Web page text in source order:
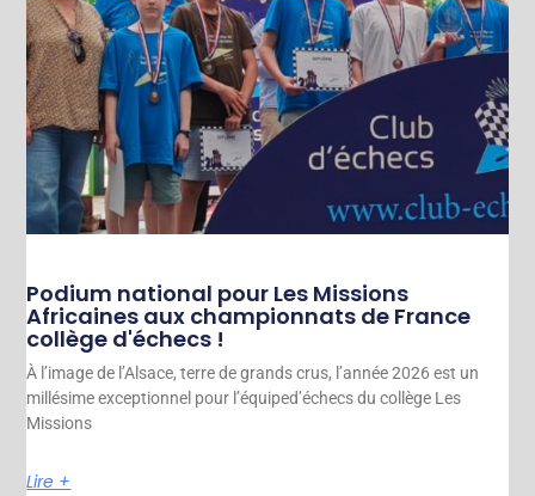
Podium national pour Les Missions
Africaines aux championnats de France
collège d'échecs !
À l’image de l’Alsace, terre de grands crus, l’année 2026 est un
millésime exceptionnel pour l’équiped’échecs du collège Les
Missions
Lire +